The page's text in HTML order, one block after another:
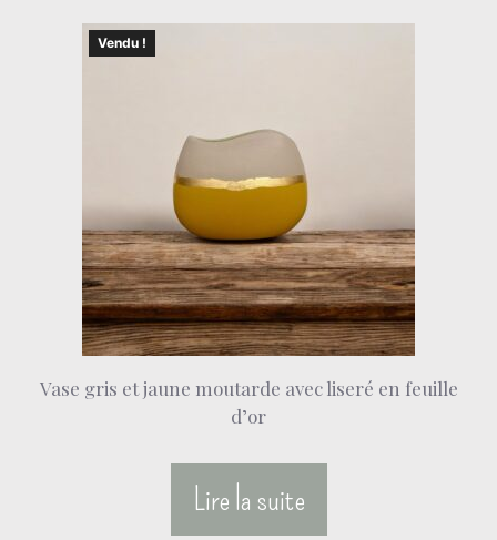
Vendu !
Vase gris et jaune moutarde avec liseré en feuille
d’or
Lire la suite